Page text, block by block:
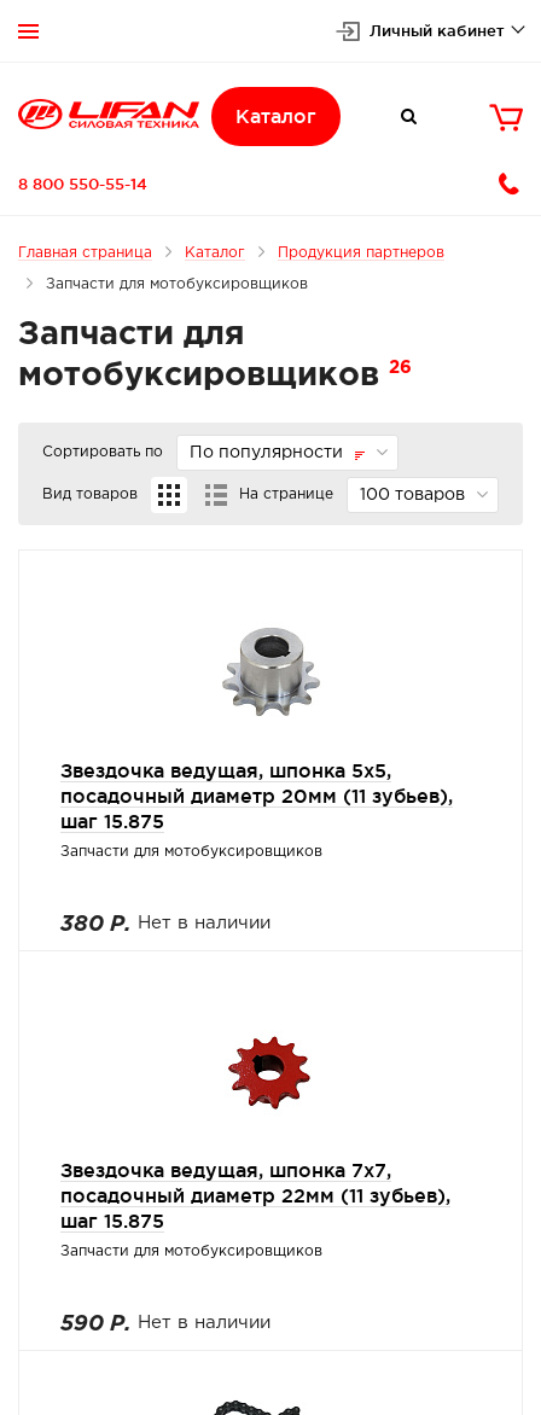
 Личный кабинет
Каталог  
8 800 550-55-14
Главная страница Каталог Продукция партнеров
Запчасти для мотобуксировщиков
Запчасти для
мотобуксировщиков
26
Сортировать по По популярности
Вид товаров На странице 100 товаров
Звездочка ведущая, шпонка 5х5,
посадочный диаметр 20мм (11 зубьев),
шаг 15.875
Запчасти для мотобуксировщиков
380 Р. Нет в наличии
Звездочка ведущая, шпонка 7х7,
посадочный диаметр 22мм (11 зубьев),
шаг 15.875
Запчасти для мотобуксировщиков
590 Р. Нет в наличии